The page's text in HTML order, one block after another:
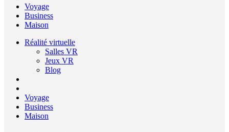
Voyage
Business
Maison
Réalité virtuelle
Salles VR
Jeux VR
Blog
Voyage
Business
Maison